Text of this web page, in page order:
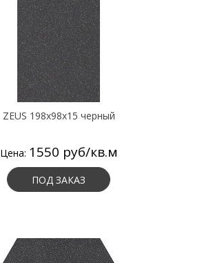
ZEUS 198x98x15 черный
Цена: 1550 руб/кв.м
ПОД ЗАКАЗ